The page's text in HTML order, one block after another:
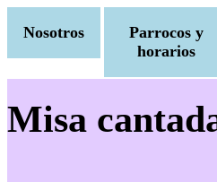
Nosotros
Parrocos y
horarios
Misa